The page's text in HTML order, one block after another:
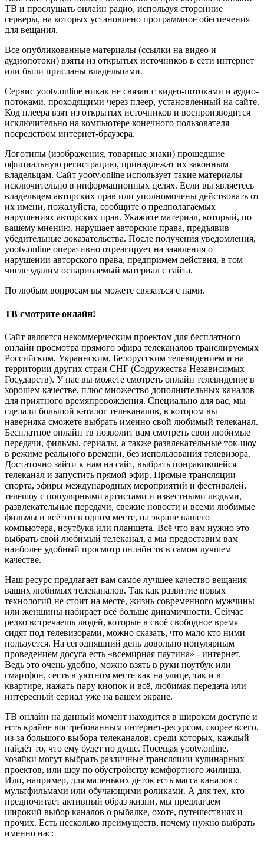
ТВ и прослушать онлайн радио, используя сторонние
серверы, на которых установлено программное обеспечения
для вещания.
Все опубликованные материалы (ссылки на видео и
аудиопотоки) взяты из открытых источников в сети интернет
или были присланы владельцами.
Сервис yootv.online никак не связан с видео-потоками и аудио-
потоками, проходящими через плеер, установленный на сайте.
Код плеера взят из открытых источников и воспроизводится
исключительно на компьютере конечного пользователя
посредством интернет-браузера.
Логотипы (изображения, товарные знаки) прошедшие
официальную регистрацию, принадлежат их законным
владельцам. Сайт yootv.online использует такие материалы
исключительно в информационных целях. Если вы являетесь
владельцем авторских прав или уполномочены действовать от
их имени, пожалуйста, сообщите о предполагаемых
нарушениях авторских прав. Укажите материал, который, по
вашему мнению, нарушает авторские права, предъявив
убедительные доказательства. После получения уведомления,
yootv.online оперативно отреагирует на заявления о
нарушении авторского права, предпримем действия, в том
числе удалим оспариваемый материал с сайта.
По любым вопросам вы можете связаться с нами.
ТВ смотрите онлайн!
Сайт является некоммерческим проектом для бесплатного
онлайн просмотра прямого эфира телеканалов транслируемых
Российским, Украинским, Белорусским телевидением и на
территории других стран СНГ (Содружества Независимых
Государств). У нас вы можете смотреть онлайн телевидение в
хорошем качестве, плюс множество дополнительных каналов
для приятного времяпровождения. Специально для вас, мы
сделали большой каталог телеканалов, в котором вы
наверняка сможете выбрать именно свой любимый телеканал.
Бесплатное онлайн тв позволит вам смотреть свои любимые
передачи, фильмы, сериалы, а также развлекательные ток-шоу
в режиме реального времени, без использования телевизора.
Достаточно зайти к нам на сайт, выбрать понравившейся
телеканал и запустить прямой эфир. Прямые трансляции
спорта, эфиры международных мероприятий и фестивалей,
телешоу с популярными артистами и известными людьми,
развлекательные передачи, свежие новости и всеми любимые
фильмы и всё это в одном месте, на экране вашего
компьютера, ноутбука или планшета. Всё что вам нужно это
выбрать свой любимый телеканал, а мы предоставим вам
наиболее удобный просмотр онлайн тв в самом лучшем
качестве.
Наш ресурс предлагает вам самое лучшее качество вещания
ваших любимых телеканалов. Так как развитие новых
технологий не стоит на месте, жизнь современного мужчины
или женщины набирает всё больше динамичности. Сейчас
редко встречаешь людей, которые в своё свободное время
сидят под телевизорами, можно сказать, что мало кто ними
пользуется. На сегодняшний день довольно популярным
проведением досуга есть «всемирная паутина» - интернет.
Ведь это очень удобно, можно взять в руки ноутбук или
смартфон, сесть в уютном месте как на улице, так и в
квартире, нажать пару кнопок и всё, любимая передача или
интересный сериал уже на вашем экране.
ТВ онлайн на данный момент находится в широком доступе и
есть крайне востребованным интернет-ресурсом, скорее всего,
из-за большого выбора телеканалов, среди которых, каждый
найдёт то, что ему будет по душе. Посещая yootv.online,
хозяйки могут выбрать различные трансляции кулинарных
проектов, или шоу по обустройству комфортного жилища.
Или, например, для маленьких деток есть масса каналов с
мультфильмами или обучающими роликами. А для тех, кто
предпочитает активный образ жизни, мы предлагаем
широкий выбор каналов о рыбалке, охоте, путешествиях и
прочих. Есть несколько преимуществ, почему нужно выбрать
именно нас: